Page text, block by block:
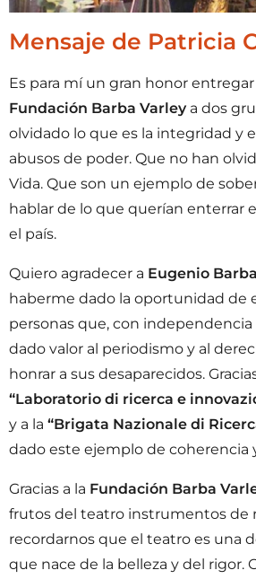
Mensaje de Patricia
Es para mí un gran honor entregar
Fundación Barba Varleya dos
olvidado lo que es la integridad y
abusos de poder. Que no han
Vida. Que son un ejemplo de
hablar de lo que querían enterrar
el país.
Quiero agradecer a Eugenio Barba
haberme dado la oportunidad de
personas que, con
dado valor al periodismo y al
honrar a sus desaparecidos.
“Laboratorio di ricerca e
y a la “Brigata Nazionale di
dado este ejemplo de coherencia
Gracias a la Fundación Barba
frutos del teatro instrumentos de
recordarnos que el teatro es una
que nace de la belleza y del rigor.